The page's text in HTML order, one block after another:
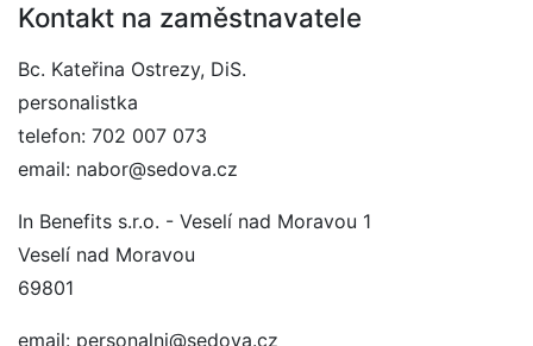
Kontakt na zaměstnavatele
Bc. Kateřina Ostrezy, DiS.
personalistka
telefon: 702 007 073
email: nabor@sedova.cz
In Benefits s.r.o. - Veselí nad Moravou 1
Veselí nad Moravou
69801
email: personalni@sedova.cz